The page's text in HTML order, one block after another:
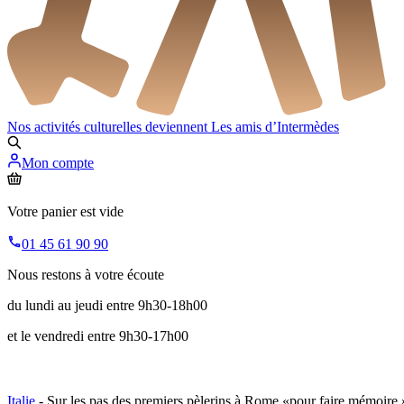
Nos activités culturelles deviennent Les amis d’Intermèdes
Mon compte
Votre panier est vide
01 45 61 90 90
Nous restons à votre écoute
du lundi au jeudi entre 9h30-18h00
et le vendredi entre 9h30-17h00